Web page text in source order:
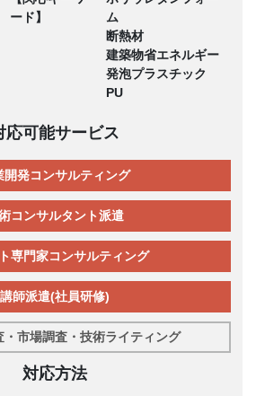
ード】
ム
断熱材
建築物省エネルギー
発泡プラスチック
PU
応可能サービス
開発コンサルティング
コンサルタント派遣
専門家コンサルティング
講師派遣(社員研修)
・市場調査・技術ライティング
対応方法